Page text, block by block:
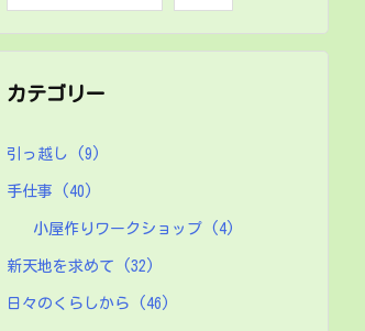
カテゴリー
引っ越し (9)
手仕事 (40)
小屋作りワークショップ (4)
新天地を求めて (32)
日々のくらしから (46)